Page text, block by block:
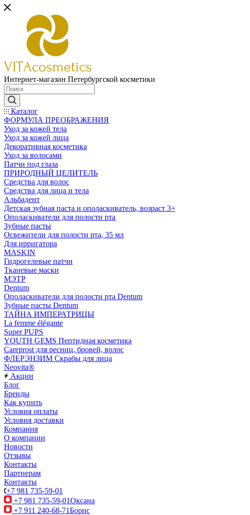
Интернет-магазин Петербургской косметики
Каталог
ФОРМУЛА ПРЕОБРАЖЕНИЯ
Уход за кожей тела
Уход за кожей лица
Декоративная косметика
Уход за волосами
Патчи под глаза
ПРИРОДНЫЙ ЦЕЛИТЕЛЬ
Средства для волос
Средства для лица и тела
Альбадент
Детская зубная паста и ополаскиватель, возраст 3+
Ополаскиватели для полости рта
Зубные пасты
Освежители для полости рта, 35 мл
Для ирригатора
MASKIN
Гидрогелевые патчи
Тканевые маски
МЭТР
Dentum
Ополаскиватели для полости рта Dentum
Зубные пасты Dentum
ТАЙНА ИМПЕРАТРИЦЫ
La femme élégante
Super PUPS
YOUTH GEMS Пептидная косметика
Careprost для ресниц, бровей, волос
ФЛЕРЭНЗИМ Скрабы для лица
Neovita®
Акции
Блог
Бренды
Как купить
Условия оплаты
Условия доставки
Компания
О компании
Новости
Отзывы
Контакты
Партнерам
Контакты
+7 981 735-59-01
+7 981 735-59-01Оксана
+7 911 240-68-71Борис